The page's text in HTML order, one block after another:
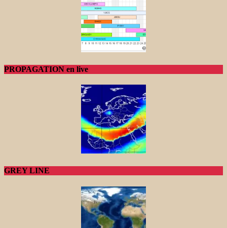
PROPAGATION en live
GREY LINE